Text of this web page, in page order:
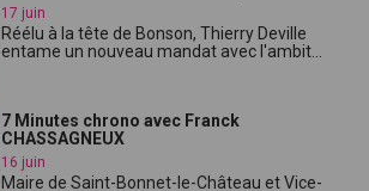
17 juin
Réélu à la tête de Bonson, Thierry Deville
entame un nouveau mandat avec l'ambit...
7 Minutes chrono avec Franck
CHASSAGNEUX
16 juin
Maire de Saint-Bonnet-le-Château et Vice-